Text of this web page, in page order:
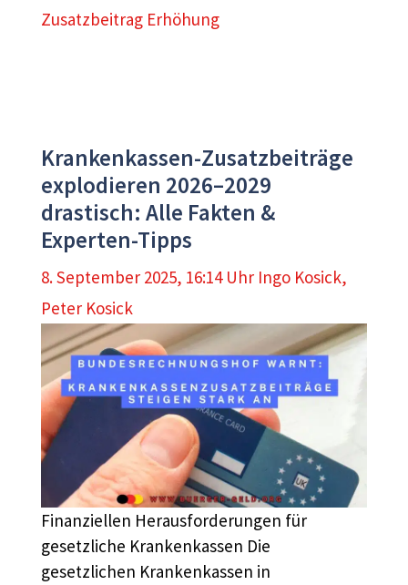
Zusatzbeitrag Erhöhung
Krankenkassen-Zusatzbeiträge
explodieren 2026–2029
drastisch: Alle Fakten &
Experten-Tipps
8. September 2025, 16:14 Uhr Ingo Kosick,
Peter Kosick
Finanziellen Herausforderungen für
gesetzliche Krankenkassen Die
gesetzlichen Krankenkassen in